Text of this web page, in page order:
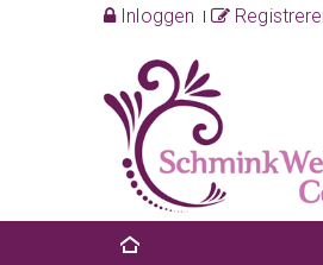
Inloggen